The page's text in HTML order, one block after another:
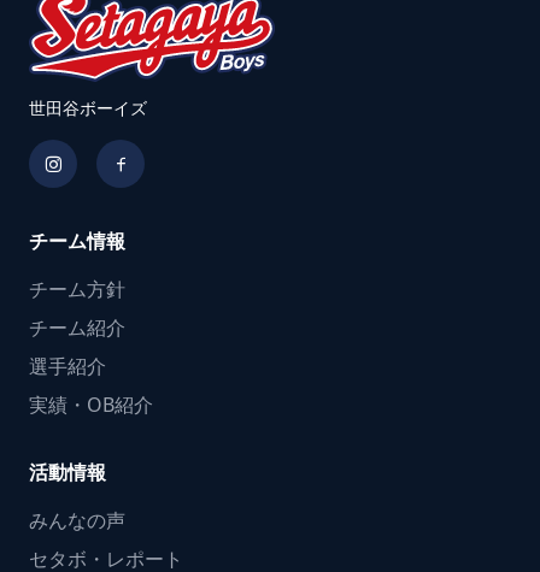
世田谷ボーイズ
チーム情報
チーム方針
チーム紹介
選手紹介
実績・OB紹介
活動情報
みんなの声
セタボ・レポート